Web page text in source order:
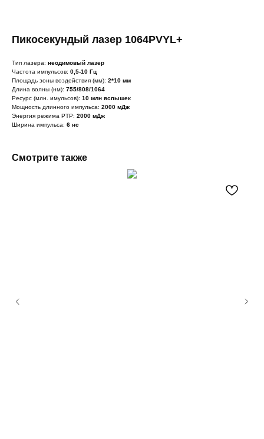
Пикосекундый лазер 1064PVYL+
Тип лазера: неодимовый лазер
Частота импульсов: 0,5-10 Гц
Площадь зоны воздействия (мм): 2*10 мм
Длина волны (нм): 755/808/1064
Ресурс (млн. имульсов): 10 млн вспышек
Мощность длинного импульса: 2000 мДж
Энергия режима РТР: 2000 мДж
Ширина импульса: 6 нс
Смотрите также